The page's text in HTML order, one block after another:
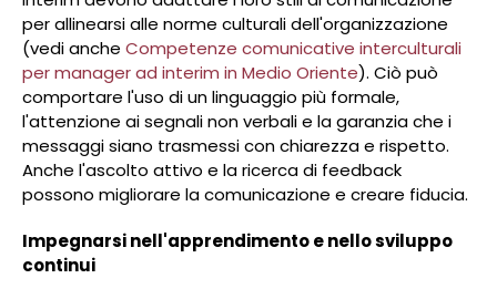
per allinearsi alle norme culturali dell'organizzazione
(vedi anche Competenze comunicative interculturali
per manager ad interim in Medio Oriente). Ciò può
comportare l'uso di un linguaggio più formale,
l'attenzione ai segnali non verbali e la garanzia che i
messaggi siano trasmessi con chiarezza e rispetto.
Anche l'ascolto attivo e la ricerca di feedback
possono migliorare la comunicazione e creare fiducia.
Impegnarsi nell'apprendimento e nello sviluppo
continui